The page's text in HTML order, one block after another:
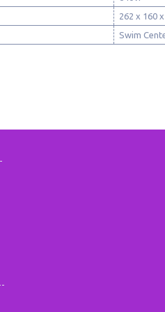
262 х 160
Swim